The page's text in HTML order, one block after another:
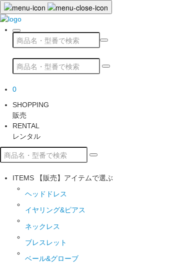
0
SHOPPING
販売
RENTAL
レンタル
ITEMS 【販売】アイテムで選ぶ
ヘッドドレス
イヤリング&ピアス
ネックレス
ブレスレット
ベール&グローブ